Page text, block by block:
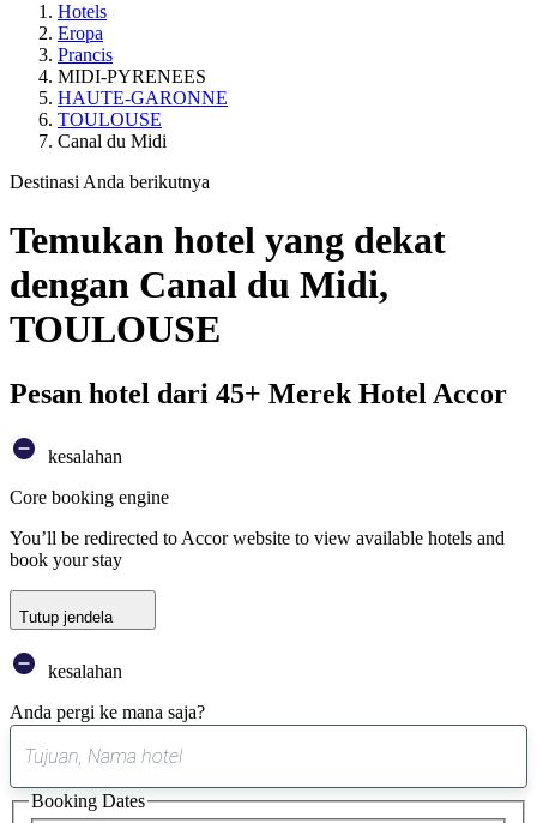
Hotels
Eropa
Prancis
MIDI-PYRENEES
HAUTE-GARONNE
TOULOUSE
Canal du Midi
Destinasi Anda berikutnya
Temukan hotel yang dekat
dengan Canal du Midi,
TOULOUSE
Pesan hotel dari 45+ Merek Hotel Accor
kesalahan
Core booking engine
You’ll be redirected to Accor website to view available hotels and
book your stay
Tutup jendela
kesalahan
Anda pergi ke mana saja?
saran
ditemukan
Booking Dates